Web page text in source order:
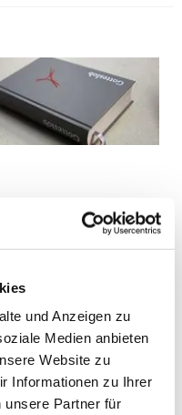
und Anzeigen zu
Medien anbieten
Website zu
Informationen zu Ihrer
unsere Partner für